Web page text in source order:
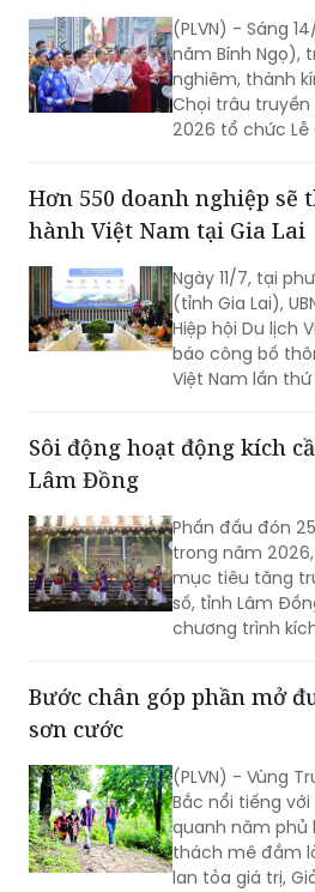
(PLVN) - Sáng
năm Bính Ngọ),
nghiêm, thành
Chọi trâu
2026 tổ chức
chính thức mở
nay.
Hơn 550 doanh nghiệp sẽ
hành Việt Nam tại Gia Lai
Ngày 11/7, tại
(tỉnh Gia Lai),
Hiệp hội Du lịch
báo công bố
Việt Nam lần
Sôi động hoạt động kích
Lâm Đồng
Phấn đấu đón
trong năm
mục tiêu tăng
số, tỉnh Lâm
chương trình
Bước chân góp phần mở
sơn cước
(PLVN) - Vùng
Bắc nổi tiếng
quanh năm phủ
thách mê đắm
lan tỏa giá trị,